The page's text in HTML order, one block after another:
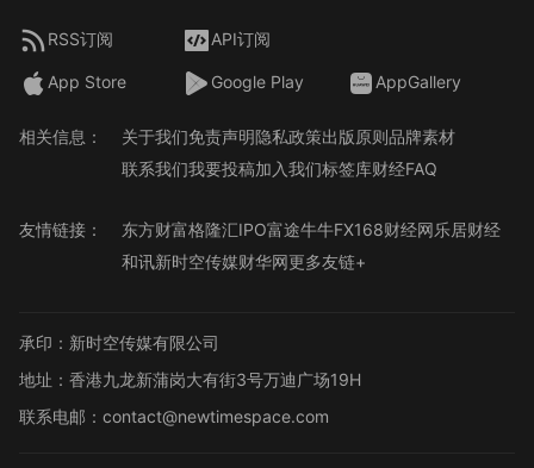
RSS订阅 API订阅
App Store Google Play AppGallery
相关信息： 关于我们免责声明隐私政策出版原则品牌素材
联系我们我要投稿加入我们标签库财经FAQ
友情链接： 东方财富格隆汇IPO富途牛牛FX168财经网乐居财经
和讯新时空传媒财华网更多友链+
承印：新时空传媒有限公司
地址：香港九龙新蒲岗大有街3号万迪广场19H
联系电邮：contact@newtimespace.com